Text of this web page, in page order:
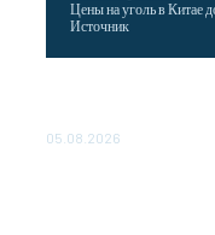
Цены на уголь в Китае
Источник
05.08.2026